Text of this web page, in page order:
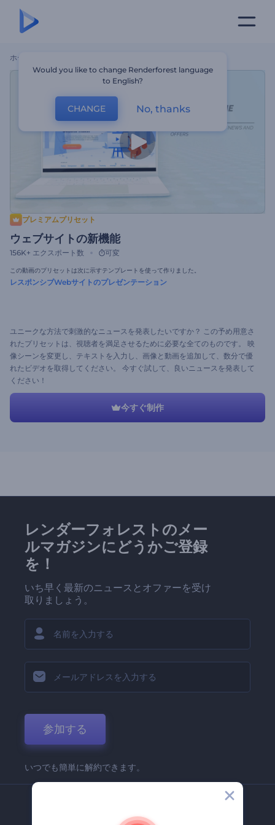
ホーム
プレミアムプリセット
ウェブサイトの新機能
156K+ エクスポート数 可変
この動画のプリセットは次に示すテンプレートを使って作りました。
レスポンシブWebサイトのプレゼンテーション
ユニークな方法で刺激的なニュースを発表したいですか？ この予め用意さ
れたプリセットは、視聴者を満足させるために必要な全てのものです。 映
像シーンを変更し、テキストを入力し、画像と動画を追加して、数分で優
れたビデオを取得してください。 今すぐ試して、良いニュースを発表して
ください！
今すぐ制作
レンダーフォレストのメー
ルマガジンにどうかご登録
を！
いち早く最新のニュースとオファーを受け
取りましょう。
参加する
いつでも簡単に解約できます。
Would you like to change Renderforest language
to English?
CHANGE No, thanks